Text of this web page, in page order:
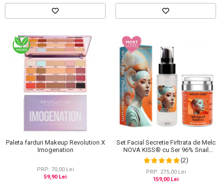
Paleta farduri Makeup Revolution X
Imogenation
PRP: 70,00 Lei
59,90 Lei
Set Facial Secretie Firltrata de Melc
NOVA KISS® cu Ser 96% Snail
Power si Crema Advanced Snail 92
All in One
(2)
PRP: 275,00 Lei
159,00 Lei